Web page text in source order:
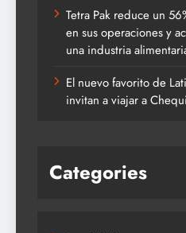
Tetra Pak reduce un
en sus operaciones y
una industria
El nuevo favorito de
invitan a viajar a
Categories